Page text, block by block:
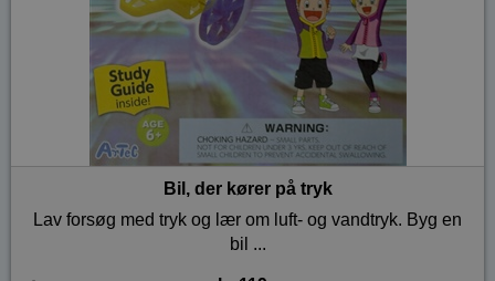
Bil, der kører på tryk
Lav forsøg med tryk og lær om luft- og vandtryk. Byg en
bil ...